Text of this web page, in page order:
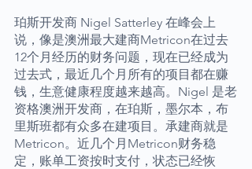
珀斯开发商 Nigel Satterley 在峰会上
说，像是澳洲最大建商Metricon在过去
12个月经历的财务问题，现在已经成为
过去式，最近几个月所有的项目都在赚
钱，生意健康程度越来越高。Nigel 是老
资格澳洲开发商，在珀斯，墨尔本，布
里斯班都有众多在建项目。承建商就是
Metricon。近几个月Metricon财务稳
定，账单工资按时支付，状态已经恢